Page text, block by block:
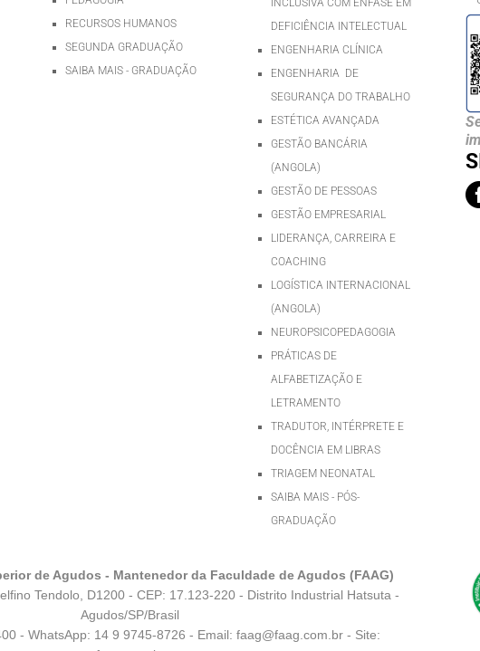
RECURSOS HUMANOS
SEGUNDA GRADUAÇÃO
SAIBA MAIS - GRADUAÇÃO
INCLUSIVA COM ÊNFASE EM
DEFICIÊNCIA INTELECTUAL
ENGENHARIA CLÍNICA
ENGENHARIA DE
SEGURANÇA DO TRABALHO
ESTÉTICA AVANÇADA
GESTÃO BANCÁRIA
(ANGOLA)
GESTÃO DE PESSOAS
GESTÃO EMPRESARIAL
LIDERANÇA, CARREIRA E
COACHING
LOGÍSTICA INTERNACIONAL
(ANGOLA)
NEUROPSICOPEDAGOGIA
PRÁTICAS DE
ALFABETIZAÇÃO E
LETRAMENTO
TRADUTOR, INTÉRPRETE E
DOCÊNCIA EM LIBRAS
TRIAGEM NEONATAL
SAIBA MAIS - PÓS-
GRADUAÇÃO
de Agudos - Mantenedor da Faculdade de Agudos (FAAG)
Tendolo, D1200 - CEP: 17.123-220 - Distrito Industrial Hatsuta -
Agudos/SP/Brasil
- WhatsApp: 14 9 9745-8726- Email:faag@faag.com.br - Site: